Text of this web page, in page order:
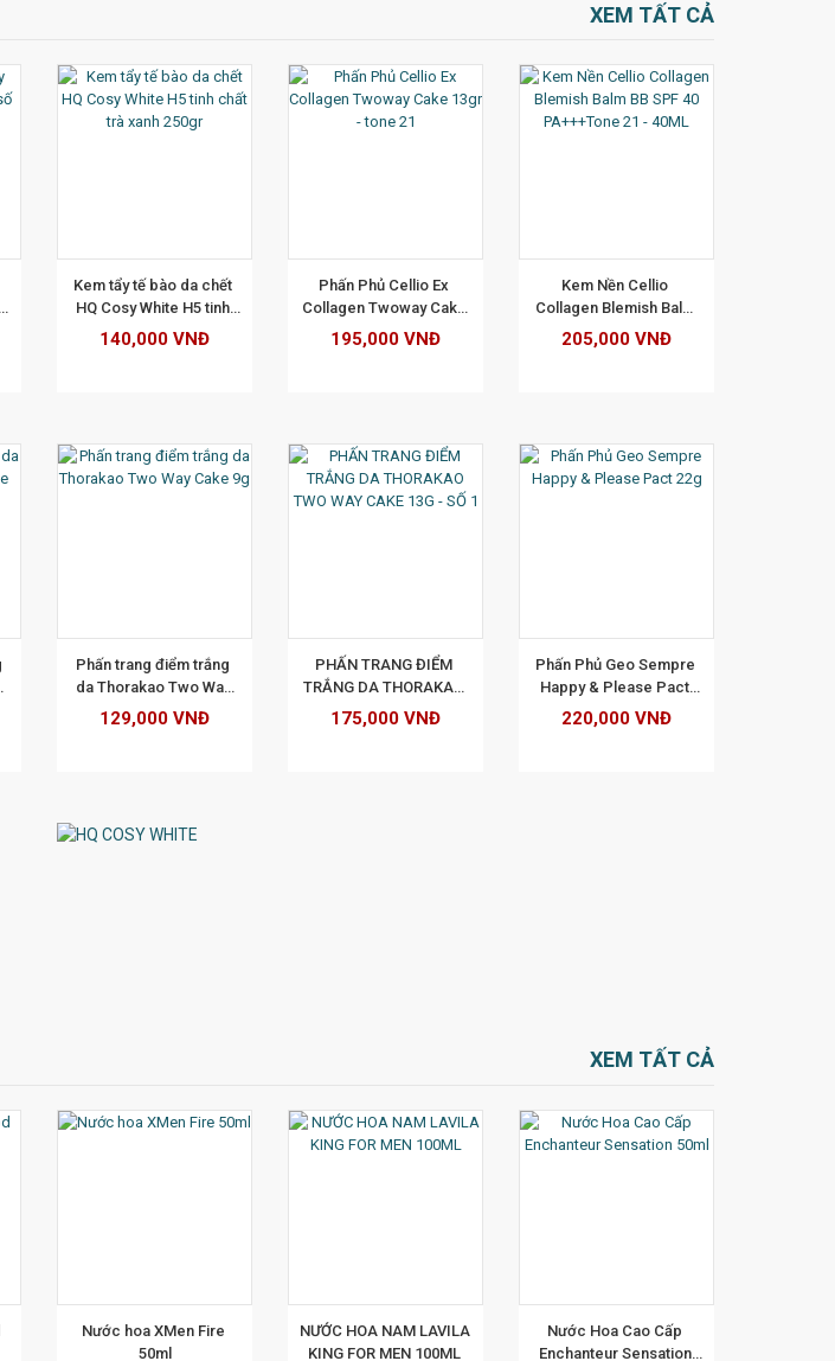
XEM TẤT CẢ
Kem tẩy tế bào da chết
HQ Cosy White H5 tinh
chất trà xanh 250gr
140,000 VNĐ
Phấn Phủ Cellio Ex
Collagen Twoway Cake
13gr - tone 21
195,000 VNĐ
Kem Nền Cellio
Collagen Blemish Balm
BB SPF 40 PA+++Tone
21 - 40ML
205,000 VNĐ
Phấn trang điểm trắng
da Thorakao Two Way
Cake 9g
129,000 VNĐ
PHẤN TRANG ĐIỂM
TRẮNG DA THORAKAO
TWO WAY CAKE 13G -
175,000 VNĐ
Phấn Phủ Geo Sempre
Happy & Please Pact
22g
220,000 VNĐ
XEM TẤT CẢ
Nước hoa XMen Fire
50ml
NƯỚC HOA NAM LAVILA
KING FOR MEN 100ML
Nước Hoa Cao Cấp
Enchanteur Sensation